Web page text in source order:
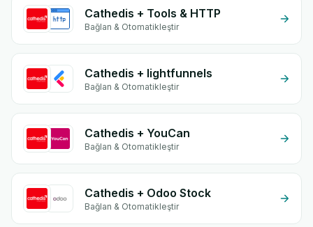
Cathedis + Tools & HTTP
Bağlan & Otomatikleştir
Cathedis + lightfunnels
Bağlan & Otomatikleştir
Cathedis + YouCan
Bağlan & Otomatikleştir
Cathedis + Odoo Stock
Bağlan & Otomatikleştir